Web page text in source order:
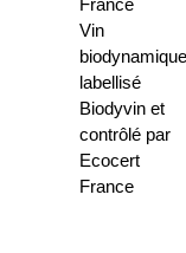
France
Vin
labellisé
Biodyvin et
contrôlé par
Ecocert
France